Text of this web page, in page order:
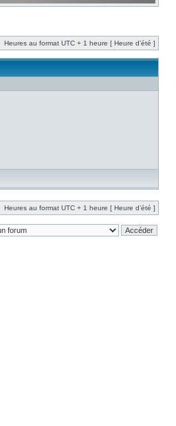
Heures au format UTC + 1 heure [ Heure d’été ]
Heures au format UTC + 1 heure [ Heure d’été ]